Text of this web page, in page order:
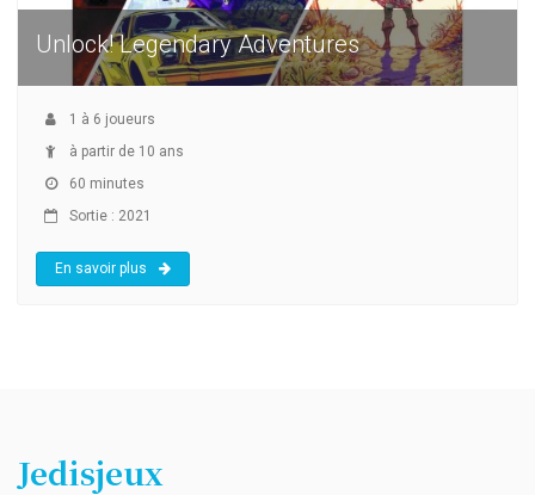
Unlock! Legendary Adventures
1 à 6 joueurs
à partir de 10 ans
60 minutes
Sortie : 2021
En savoir plus
Jedisjeux